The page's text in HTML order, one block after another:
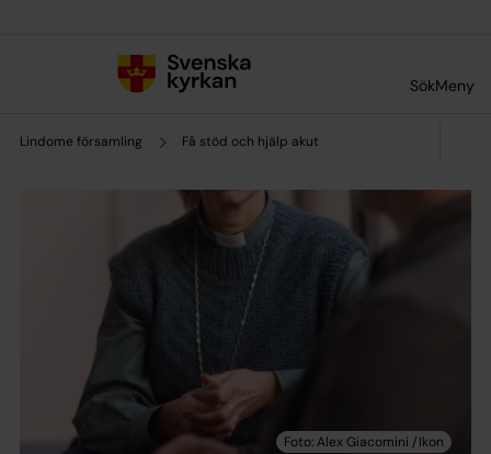
SökMeny
Lindome församling Få stöd och hjälp akut